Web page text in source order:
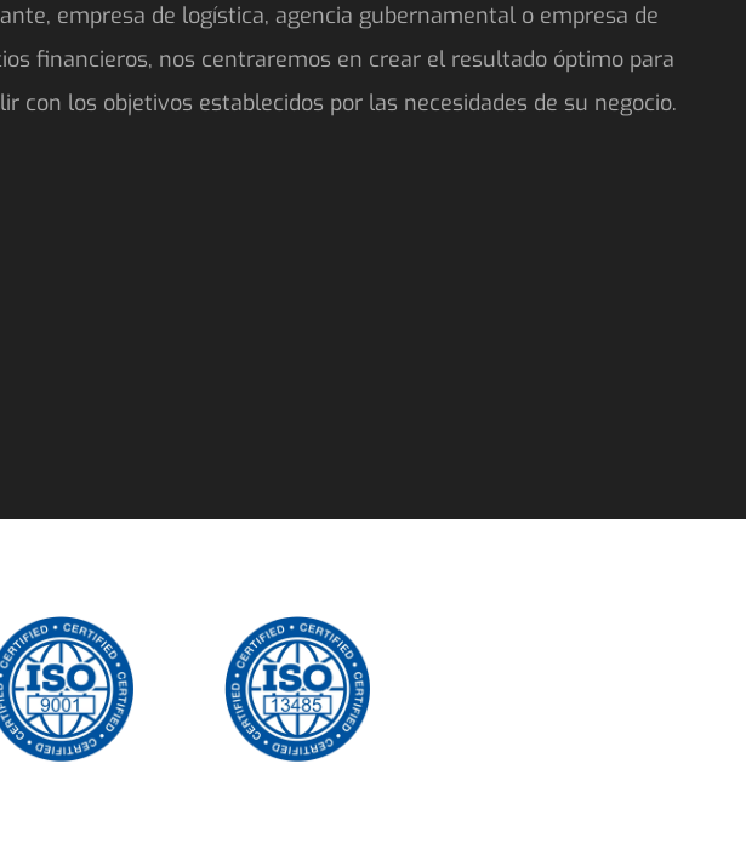
empresa de logística, agencia gubernamental o empresa de
financieros, nos centraremos en crear el resultado óptimo para
con los objetivos establecidos por las necesidades de su negocio.